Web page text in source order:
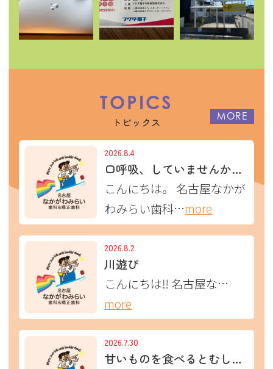
TOPICS
トピックス MORE
2026.8.4
口呼吸、していませんか？〜お口の健康にさまざまな影響を与えることがあります〜
こんにちは。 名古屋なかが
わみらい歯科…more
2026.8.2
川遊び
こんにちは‼︎ 名古屋な…
more
2026.7.30
甘いものを食べるとむし歯になる？〜実は「食べる回数」がポイントです〜